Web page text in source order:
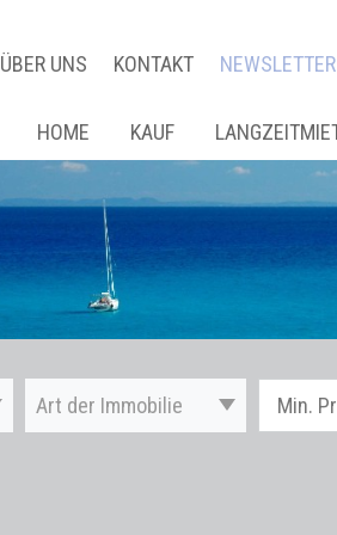
ÜBER UNS KONTAKT NEWSLETTER
HOME KAUF
Art der Immobilie